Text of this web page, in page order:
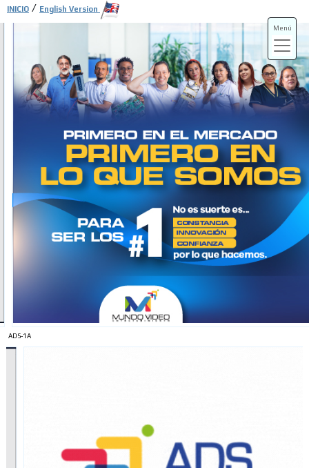
ADS-1A
Menú
INICIO / English Version
ADS-3A
ADS-3B